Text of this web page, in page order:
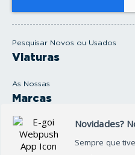
Pesquisar Novos ou Usados
Viaturas
As Nossas
Marcas
Produtos e serviços
Oficina